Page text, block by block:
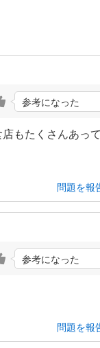
参考になった
もたくさんあっ
問題を報
参考になった
問題を報